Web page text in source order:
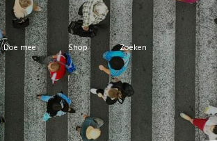
Doe mee Shop Zoeken